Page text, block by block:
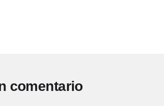
comentario